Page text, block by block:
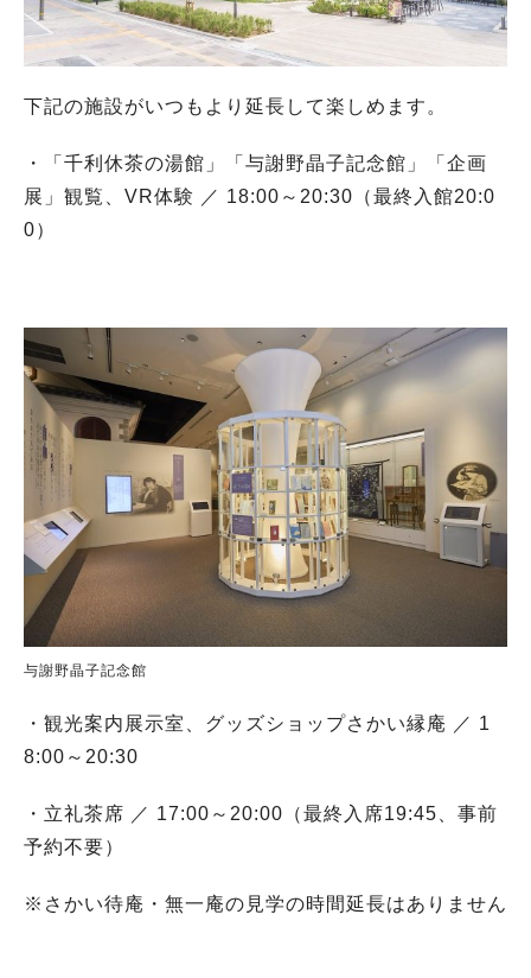
下記の施設がいつもより延長して楽しめます。
・「千利休茶の湯館」「与謝野晶子記念館」「企画
展」観覧、VR体験 ／ 18:00～20:30（最終入館20:0
0）
与謝野晶子記念館
・観光案内展示室、グッズショップさかい縁庵 ／ 1
8:00～20:30
・立礼茶席 ／ 17:00～20:00（最終入席19:45、事前
予約不要）
※さかい待庵・無一庵の見学の時間延長はありません